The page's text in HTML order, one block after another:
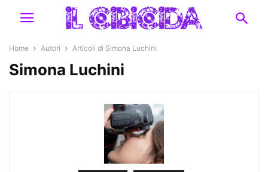
Home Autori Articoli di Simona Luchini
Simona Luchini